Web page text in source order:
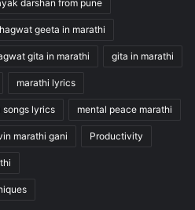
darshan from pune
geeta in marathi
gita in marathi gita in marathi
marathi lyrics
songs lyrics mental peace marathi
marathi gani Productivity